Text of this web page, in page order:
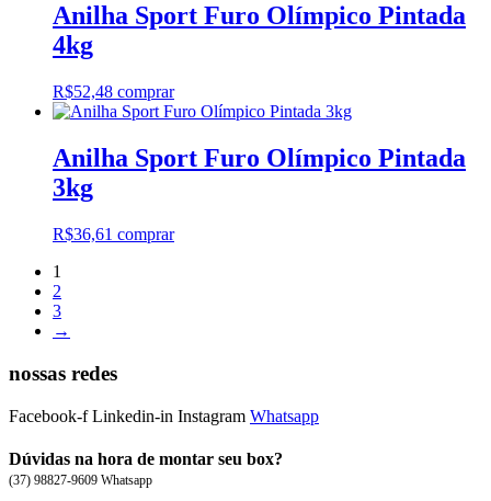
Anilha Sport Furo Olímpico Pintada
4kg
R$52,48 comprar
Anilha Sport Furo Olímpico Pintada
3kg
R$36,61 comprar
1
2
3
→
nossas redes
Facebook-f Linkedin-in Instagram Whatsapp
Dúvidas na hora de montar seu box?
(37) 98827-9609 Whatsapp